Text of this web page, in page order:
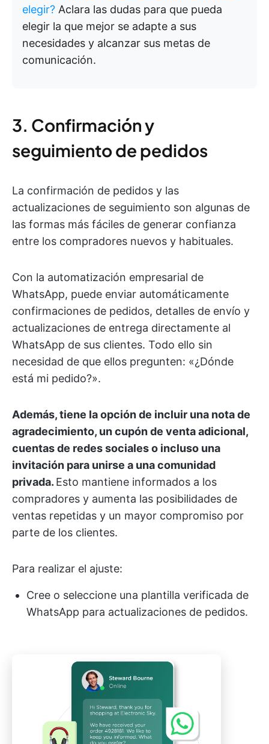
elegir? Aclara las dudas para que pueda
elegir la que mejor se adapte a sus
necesidades y alcanzar sus metas de
comunicación.
3. Confirmación y
seguimiento de pedidos
La confirmación de pedidos y las
actualizaciones de seguimiento son algunas de
las formas más fáciles de generar confianza
entre los compradores nuevos y habituales.
Con la automatización empresarial de
WhatsApp, puede enviar automáticamente
confirmaciones de pedidos, detalles de envío y
actualizaciones de entrega directamente al
WhatsApp de sus clientes. Todo ello sin
necesidad de que ellos pregunten: «¿Dónde
está mi pedido?».
Además, tiene la opción de incluir una nota de
agradecimiento, un cupón de venta adicional,
cuentas de redes sociales o incluso una
invitación para unirse a una comunidad
privada. Esto mantiene informados a los
compradores y aumenta las posibilidades de
ventas repetidas y un mayor compromiso por
parte de los clientes.
Para realizar el ajuste:
Cree o seleccione una plantilla verificada de
WhatsApp para actualizaciones de pedidos.